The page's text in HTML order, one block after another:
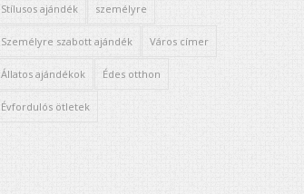
Stílusos ajándék személyre
Személyre szabott ajándék Város címer
Állatos ajándékok Édes otthon
Évfordulós ötletek